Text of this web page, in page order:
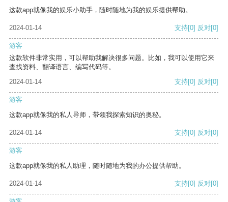
这款app就像我的娱乐小助手，随时随地为我的娱乐提供帮助。
2024-01-14 支持[0] 反对[0]
游客
这款软件非常实用，可以帮助我解决很多问题。比如，我可以使用它来
查找资料、翻译语言、编写代码等。
2024-01-14
支持[0] 反对[0]
游客
这款app就像我的私人导师，带领我探索知识的奥秘。
2024-01-14 支持[0] 反对[0]
游客
这款app就像我的私人助理，随时随地为我的办公提供帮助。
2024-01-14 支持[0] 反对[0]